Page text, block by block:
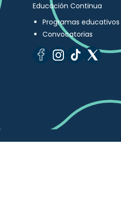
Educación Continua
Programas educativos
Convocatorias